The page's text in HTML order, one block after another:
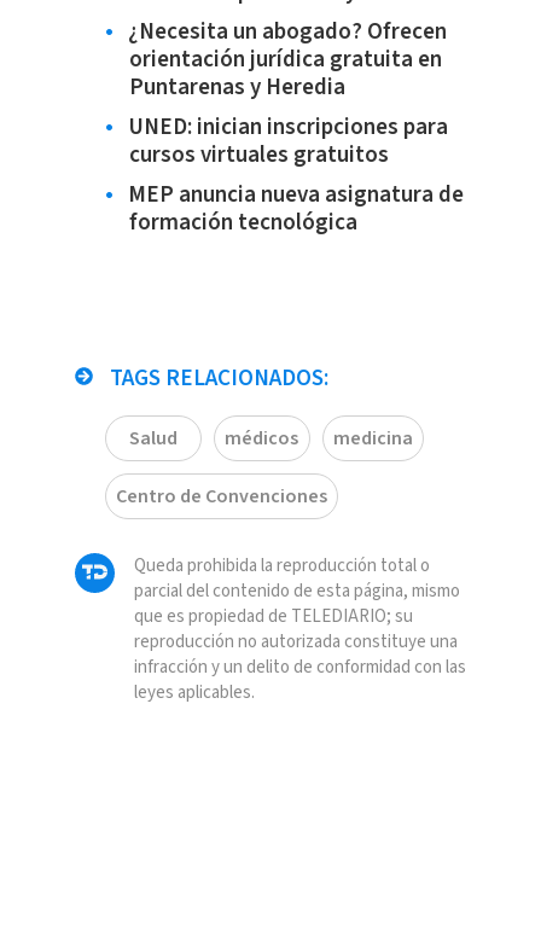
¿Necesita un abogado? Ofrecen
orientación jurídica gratuita en
Puntarenas y Heredia
UNED: inician inscripciones para
cursos virtuales gratuitos
MEP anuncia nueva asignatura de
formación tecnológica
TAGS RELACIONADOS:
Salud médicos medicina
Centro de Convenciones
Queda prohibida la reproducción total o
parcial del contenido de esta página, mismo
que es propiedad de TELEDIARIO; su
reproducción no autorizada constituye una
infracción y un delito de conformidad con las
leyes aplicables.